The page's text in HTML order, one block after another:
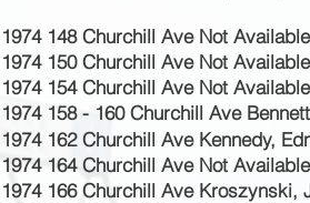
1974 148 Churchill Ave Not Available
1974 150 Churchill Ave Not Available
1974 154 Churchill Ave Not Available
1974 158 - 160 Churchill Ave
1974 162 Churchill AveKennedy,
1974 164 Churchill Ave Not Available
1974 166 Churchill Ave Kroszynski,